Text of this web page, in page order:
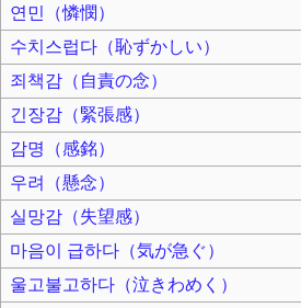
연민（憐憫）
수치스럽다（恥ずかしい）
죄책감（自責の念）
긴장감（緊張感）
감명（感銘）
우려（懸念）
실망감（失望感）
마음이 급하다（気が急ぐ）
울고불고하다（泣きわめく）